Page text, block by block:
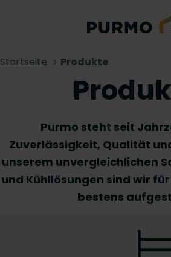
Startseite Produkte
Purmo steht seit
Zuverlässigkeit, Qualität
unserem unvergleichlichen
und Kühllösungen sind wir
bestens